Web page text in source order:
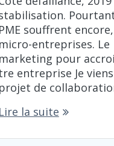
PME souffrent
micro-entreprises. Le
marketing pour
entreprise Je
projet de
Lire la suite